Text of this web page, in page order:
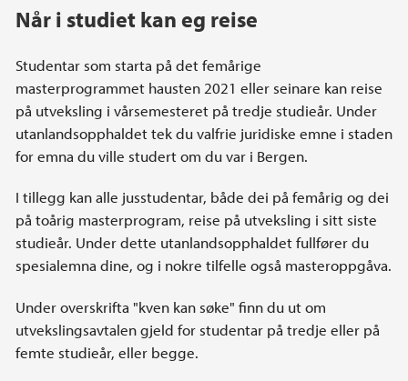
Når i studiet kan eg reise
Studentar som starta på det femårige
masterprogrammet hausten 2021 eller seinare kan reise
på utveksling i vårsemesteret på tredje studieår. Under
utanlandsopphaldet tek du valfrie juridiske emne i staden
for emna du ville studert om du var i Bergen.
I tillegg kan alle jusstudentar, både dei på femårig og dei
på toårig masterprogram, reise på utveksling i sitt siste
studieår. Under dette utanlandsopphaldet fullfører du
spesialemna dine, og i nokre tilfelle også masteroppgåva.
Under overskrifta "kven kan søke" finn du ut om
utvekslingsavtalen gjeld for studentar på tredje eller på
femte studieår, eller begge.